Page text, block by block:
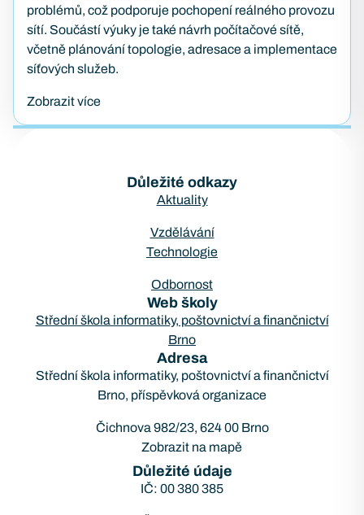
problémů, což podporuje pochopení reálného provozu
sítí. Součástí výuky je také návrh počítačové sítě,
včetně plánování topologie, adresace a implementace
síťových služeb.
Zobrazit více
Důležité odkazy
Aktuality
Vzdělávání
Technologie
Odbornost
Web školy
Střední škola informatiky, poštovnictví a finančnictví
Brno
Adresa
Střední škola informatiky, poštovnictví a finančnictví
Brno, příspěvková organizace
Čichnova 982/23, 624 00 Brno
Zobrazit na mapě
Důležité údaje
IČ: 00 380 385